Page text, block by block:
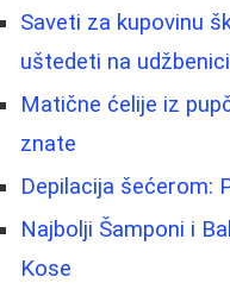
Saveti za kupovinu
uštedeti na
Matične ćelije iz
znate
Depilacija šećerom:
Najbolji Šamponi i
Kose